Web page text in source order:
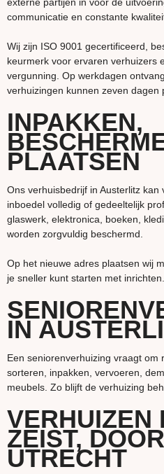
communicatie en constante
Wij zijn ISO 9001 gecertificeerd,
keurmerk voor ervaren verhuizers
vergunning. Op werkdagen
verhuizingen kunnen zeven dagen
INPAKKEN,
PLAATSEN
Ons verhuisbedrijf in Austerlitz
inboedel volledig of gedeeltelijk
glaswerk, elektronica, boeken,
worden zorgvuldig beschermd.
Op het nieuwe adres plaatsen wij
je sneller kunt starten met inrichten.
IN
Een seniorenverhuizing vraagt om
sorteren, inpakken, vervoeren,
meubels. Zo blijft de verhuizing
VERHUIZEN
ZEIST,
UTRECHT